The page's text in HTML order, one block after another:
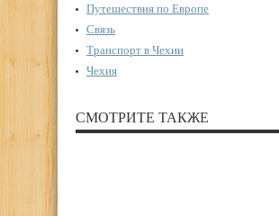
Путешествия по Европе
Связь
Транспорт в Чехии
Чехия
СМОТРИТЕ ТАКЖЕ